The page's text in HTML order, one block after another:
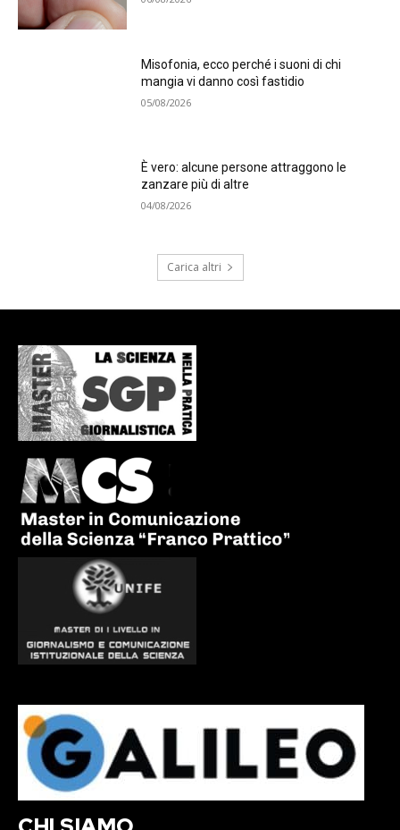
Misofonia, ecco perché i suoni di chi
mangia vi danno così fastidio
05/08/2026
È vero: alcune persone attraggono le
zanzare più di altre
04/08/2026
Carica altri